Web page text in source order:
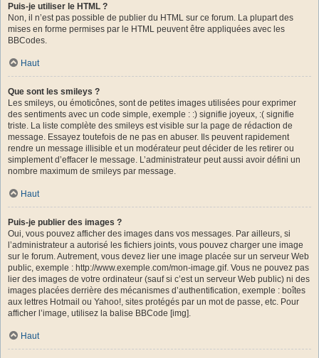
Puis-je utiliser le HTML ?
Non, il n’est pas possible de publier du HTML sur ce forum. La plupart des
mises en forme permises par le HTML peuvent être appliquées avec les
BBCodes.
Haut
Que sont les smileys ?
Les smileys, ou émoticônes, sont de petites images utilisées pour exprimer
des sentiments avec un code simple, exemple : :) signifie joyeux, :( signifie
triste. La liste complète des smileys est visible sur la page de rédaction de
message. Essayez toutefois de ne pas en abuser. Ils peuvent rapidement
rendre un message illisible et un modérateur peut décider de les retirer ou
simplement d’effacer le message. L’administrateur peut aussi avoir défini un
nombre maximum de smileys par message.
Haut
Puis-je publier des images ?
Oui, vous pouvez afficher des images dans vos messages. Par ailleurs, si
l’administrateur a autorisé les fichiers joints, vous pouvez charger une image
sur le forum. Autrement, vous devez lier une image placée sur un serveur Web
public, exemple : http://www.exemple.com/mon-image.gif. Vous ne pouvez pas
lier des images de votre ordinateur (sauf si c’est un serveur Web public) ni des
images placées derrière des mécanismes d’authentification, exemple : boîtes
aux lettres Hotmail ou Yahoo!, sites protégés par un mot de passe, etc. Pour
afficher l’image, utilisez la balise BBCode [img].
Haut